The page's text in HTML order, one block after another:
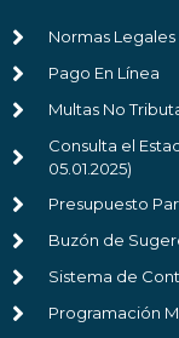
Normas Legales
Pago En Línea
Multas No
Consulta el
05.01.2025)
Presupuesto
Buzón de
Sistema de
Programación